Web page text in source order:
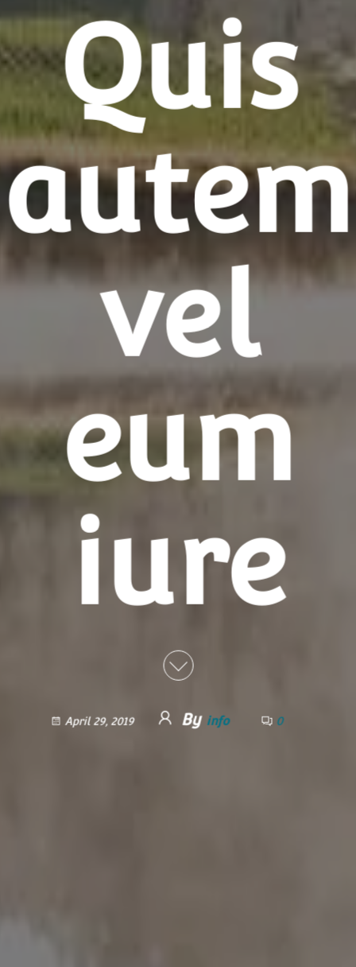
Quis
autem
vel
eum
iure
April 29, 2019 By info 0